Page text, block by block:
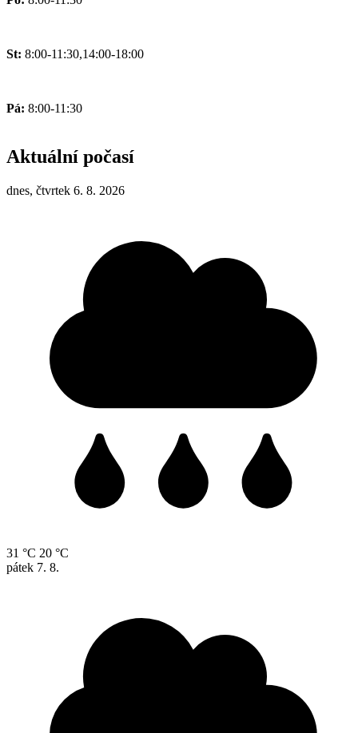
St: 8:00-11:30,14:00-18:00
Pá: 8:00-11:30
Aktuální počasí
dnes, čtvrtek 6. 8. 2026
31 °C 20 °C
pátek 7. 8.